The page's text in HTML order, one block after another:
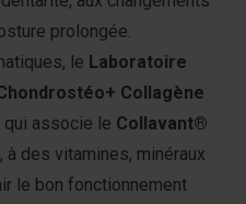
prolongée.
le Laboratoire
Collagène
qui associe le Collavant®
des vitamines, minéraux
le bon fonctionnement